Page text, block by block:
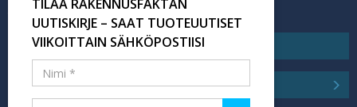
Tilaa uutiskirje
TILAA RAKENNUSFAKTAN
UUTISKIRJE – SAAT TUOTEUUTISET
VIIKOITTAIN SÄHKÖPOSTIISI